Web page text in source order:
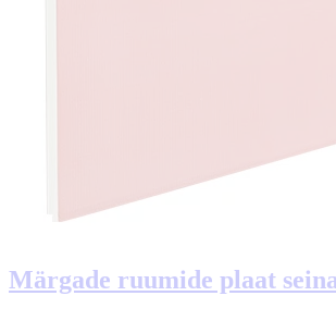
Märgade ruumide plaat